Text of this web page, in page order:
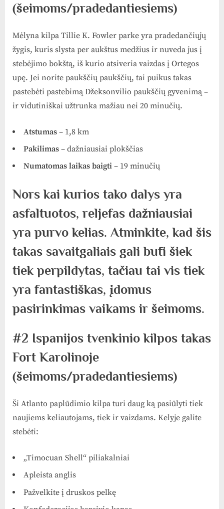
(šeimoms/pradedantiesiems)
Mėlyna kilpa Tillie K. Fowler parke yra pradedančiųjų
žygis, kuris slysta per aukštus medžius ir nuveda jus į
stebėjimo bokštą, iš kurio atsiveria vaizdas į Ortegos
upę. Jei norite paukščių paukščių, tai puikus takas
pastebėti pastebimą Džeksonvilio paukščių gyvenimą –
ir vidutiniškai užtrunka mažiau nei 20 minučių.
Atstumas – 1,8 km
Pakilimas – dažniausiai plokščias
Numatomas laikas baigti – 19 minučių
Nors kai kurios tako dalys yra
asfaltuotos, reljefas dažniausiai
yra purvo kelias. Atminkite, kad šis
takas savaitgaliais gali būti šiek
tiek perpildytas, tačiau tai vis tiek
yra fantastiškas, įdomus
pasirinkimas vaikams ir šeimoms.
#2 Ispanijos tvenkinio kilpos takas
Fort Karolinoje
(šeimoms/pradedantiesiems)
Ši Atlanto paplūdimio kilpa turi daug ką pasiūlyti tiek
naujiems keliautojams, tiek ir vaizdams. Kelyje galite
stebėti:
„Timocuan Shell“ piliakalniai
Apleista anglis
Pažvelkite į druskos pelkę